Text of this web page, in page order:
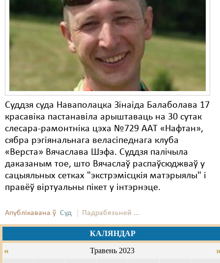
Суддзя суда Наваполацка Зінаіда Балаболава 17
красавіка пастанавіла арыштаваць на 30 сутак
слесара-рамонтніка цэха №729 ААТ «Нафтан»,
сябра рэгіянальнага веласіпеднага клуба
«Верста» Вячаслава Шэфа. Суддзя палічыла
даказаным тое, што Вячаслаў распаўсюджваў у
сацыяльных сетках "экстрэмісцкія матэрыялы" і
правёў віртуальны пікет у інтэрнэце.
Апублікавана ў Суд Падрабязьней ...
КАЛЯНДАР
« Травень 2023